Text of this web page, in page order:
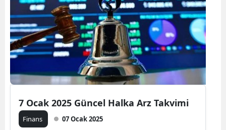
7 Ocak 2025 Güncel Halka Arz Takvimi
Finans 07 Ocak 2025